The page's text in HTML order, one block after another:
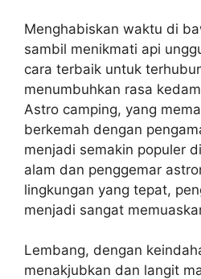
Menghabiskan waktu di
sambil menikmati api
cara terbaik untuk
menumbuhkan rasa
Astro camping, yang
berkemah dengan
menjadi semakin populer
alam dan penggemar
lingkungan yang tepat,
menjadi sangat
Lembang, dengan
menakjubkan dan langit